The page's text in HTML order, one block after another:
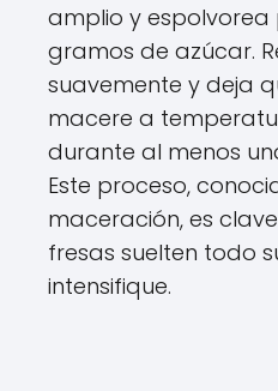
amplio y espolvorea
gramos de azúcar.
suavemente y deja
macere a
durante al menos
Este proceso,
maceración, es
fresas suelten todo
intensifique.